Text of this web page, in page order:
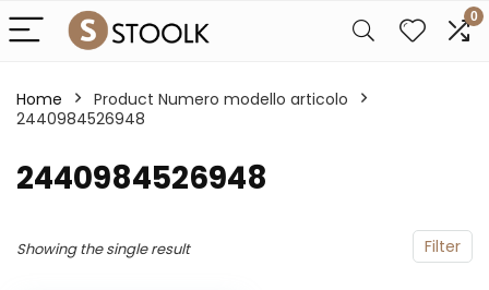
0
Home Product Numero modello articolo
2440984526948
‎2440984526948
Filter
Showing the single result